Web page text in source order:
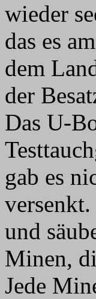
wieder
das es
dem
der
Das U-
gab es
und
Minen,
Jede